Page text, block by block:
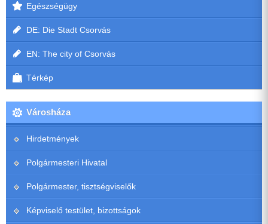
Egészségügy
DE: Die Stadt Csorvás
EN: The city of Csorvás
Térkép
Városháza
Hirdetmények
Polgármesteri Hivatal
Polgármester, tisztségviselők
Képviselő testület, bizottságok